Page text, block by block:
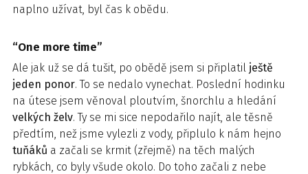
naplno užívat, byl čas k obědu.
“One more time”
Ale jak už se dá tušit, po obědě jsem si připlatil ještě
jeden ponor. To se nedalo vynechat. Poslední hodinku
na útese jsem věnoval ploutvím, šnorchlu a hledání
velkých želv. Ty se mi sice nepodařilo najít, ale těsně
předtím, než jsme vylezli z vody, připlulo k nám hejno
tuňáků a začali se krmit (zřejmě) na těch malých
rybkách, co byly všude okolo. Do toho začali z nebe